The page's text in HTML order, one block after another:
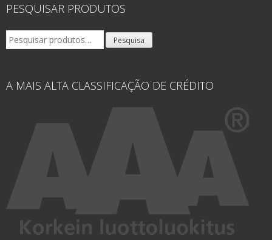
PESQUISAR PRODUTOS
Pesquisar
por:
Pesquisa
A MAIS ALTA CLASSIFICAÇÃO DE CRÉDITO